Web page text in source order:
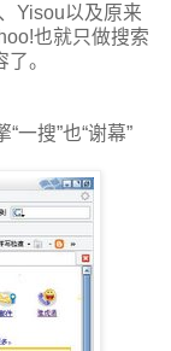
Yisou以及原来
也就只做搜索
。
一搜”也“谢幕”